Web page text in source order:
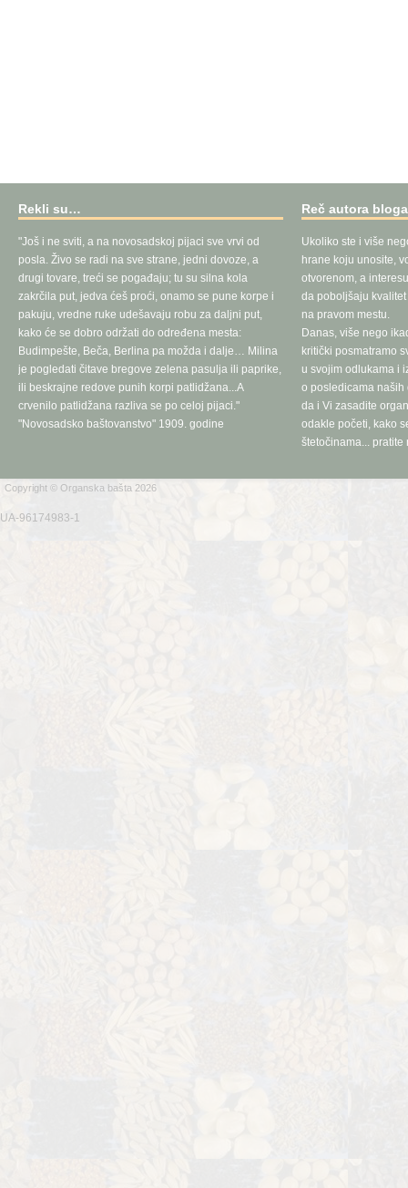
Rekli su…
"Još i ne sviti, a na novosadskoj pijaci sve vrvi od
posla. Živo se radi na sve strane, jedni dovoze, a
drugi tovare, treći se pogađaju; tu su silna kola
zakrčila put, jedva ćeš proći, onamo se pune korpe i
pakuju, vredne ruke udešavaju robu za daljni put,
kako će se dobro održati do određena mesta:
Budimpešte, Beča, Berlina pa možda i dalje… Milina
je pogledati čitave bregove zelena pasulja ili paprike,
ili beskrajne redove punih korpi patlidžana...A
crvenilo patlidžana razliva se po celoj pijaci."
"Novosadsko baštovanstvo" 1909. godine
Reč autora
Ukoliko ste i više
hrane koju unosite,
otvorenom, a
da poboljšaju
na pravom mestu.
Danas, više nego
kritički posmatramo
u svojim odlukama i
o posledicama naših
da i Vi zasadite
odakle početi, kako
štetočinama... pratite
Copyright © Organska bašta 2026
UA-96174983-1